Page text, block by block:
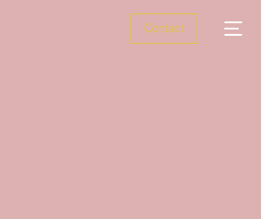
Contact